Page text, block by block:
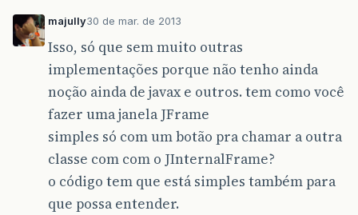
majully30 de mar. de 2013
Isso, só que sem muito outras
implementações porque não tenho ainda
noção ainda de javax e outros. tem como você
fazer uma janela JFrame
simples só com um botão pra chamar a outra
classe com com o JInternalFrame?
o código tem que está simples também para
que possa entender.